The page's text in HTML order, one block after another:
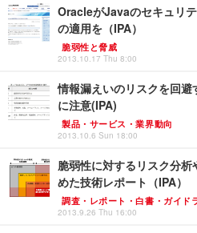
OracleがJavaのセキュリ
の適用を（IPA）
脆弱性と脅威
2013.10.17 Thu 8:00
情報漏えいのリスクを回
に注意(IPA)
製品・サービス・業界動向
2013.10.6 Sun 18:00
脆弱性に対するリスク分
めた技術レポート（IPA）
調査・レポート・白書・ガイド
2013.9.26 Thu 16:00